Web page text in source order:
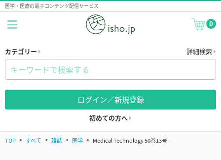
医学・医療の電子コンテンツ配信サービス
0
カテゴリー 詳細検索
ログイン／新規登録
初めての方へ
TOP すべて 雑誌 医学 Medical Technology 50巻13号